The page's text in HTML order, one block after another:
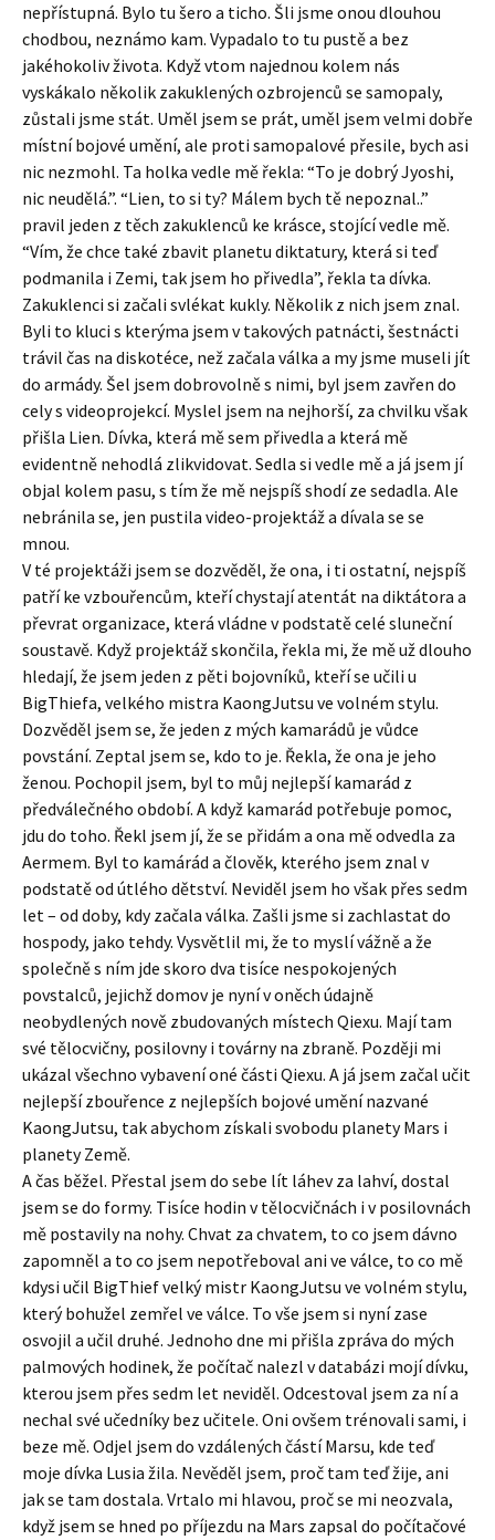
nepřístupná. Bylo tu šero a ticho. Šli jsme onou dlouhou
chodbou, neznámo kam. Vypadalo to tu pustě a bez
jakéhokoliv života. Když vtom najednou kolem nás
vyskákalo několik zakuklených ozbrojenců se samopaly,
zůstali jsme stát. Uměl jsem se prát, uměl jsem velmi dobře
místní bojové umění, ale proti samopalové přesile, bych asi
nic nezmohl. Ta holka vedle mě řekla: “To je dobrý Jyoshi,
nic neudělá.”. “Lien, to si ty? Málem bych tě nepoznal..”
pravil jeden z těch zakuklenců ke krásce, stojící vedle mě.
“Vím, že chce také zbavit planetu diktatury, která si teď
podmanila i Zemi, tak jsem ho přivedla”, řekla ta dívka.
Zakuklenci si začali svlékat kukly. Několik z nich jsem znal.
Byli to kluci s kterýma jsem v takových patnácti, šestnácti
trávil čas na diskotéce, než začala válka a my jsme museli jít
do armády. Šel jsem dobrovolně s nimi, byl jsem zavřen do
cely s videoprojekcí. Myslel jsem na nejhorší, za chvilku však
přišla Lien. Dívka, která mě sem přivedla a která mě
evidentně nehodlá zlikvidovat. Sedla si vedle mě a já jsem jí
objal kolem pasu, s tím že mě nejspíš shodí ze sedadla. Ale
nebránila se, jen pustila video-projektáž a dívala se se
mnou.
V té projektáži jsem se dozvěděl, že ona, i ti ostatní, nejspíš
patří ke vzbouřencům, kteří chystají atentát na diktátora a
převrat organizace, která vládne v podstatě celé sluneční
soustavě. Když projektáž skončila, řekla mi, že mě už dlouho
hledají, že jsem jeden z pěti bojovníků, kteří se učili u
BigThiefa, velkého mistra KaongJutsu ve volném stylu.
Dozvěděl jsem se, že jeden z mých kamarádů je vůdce
povstání. Zeptal jsem se, kdo to je. Řekla, že ona je jeho
ženou. Pochopil jsem, byl to můj nejlepší kamarád z
předválečného období. A když kamarád potřebuje pomoc,
jdu do toho. Řekl jsem jí, že se přidám a ona mě odvedla za
Aermem. Byl to kamárád a člověk, kterého jsem znal v
podstatě od útlého dětství. Neviděl jsem ho však přes sedm
let – od doby, kdy začala válka. Zašli jsme si zachlastat do
hospody, jako tehdy. Vysvětlil mi, že to myslí vážně a že
společně s ním jde skoro dva tisíce nespokojených
povstalců, jejichž domov je nyní v oněch údajně
neobydlených nově zbudovaných místech Qiexu. Mají tam
své tělocvičny, posilovny i továrny na zbraně. Později mi
ukázal všechno vybavení oné části Qiexu. A já jsem začal učit
nejlepší zbouřence z nejlepších bojové umění nazvané
KaongJutsu, tak abychom získali svobodu planety Mars i
planety Země.
A čas běžel. Přestal jsem do sebe lít láhev za lahví, dostal
jsem se do formy. Tisíce hodin v tělocvičnách i v posilovnách
mě postavily na nohy. Chvat za chvatem, to co jsem dávno
zapomněl a to co jsem nepotřeboval ani ve válce, to co mě
kdysi učil BigThief velký mistr KaongJutsu ve volném stylu,
který bohužel zemřel ve válce. To vše jsem si nyní zase
osvojil a učil druhé. Jednoho dne mi přišla zpráva do mých
palmových hodinek, že počítač nalezl v databázi mojí dívku,
kterou jsem přes sedm let neviděl. Odcestoval jsem za ní a
nechal své učedníky bez učitele. Oni ovšem trénovali sami, i
beze mě. Odjel jsem do vzdálených částí Marsu, kde teď
moje dívka Lusia žila. Nevěděl jsem, proč tam teď žije, ani
jak se tam dostala. Vrtalo mi hlavou, proč se mi neozvala,
když jsem se hned po příjezdu na Mars zapsal do počítačové